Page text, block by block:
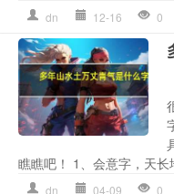
dn 12-16 0
瞧瞧吧！ 1、会意字，天
dn 04-09 0